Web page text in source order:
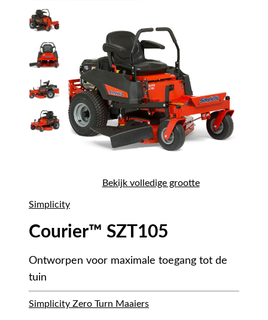
Bekijk volledige grootte
Simplicity
Courier™ SZT105
Ontworpen voor maximale toegang tot de
tuin
Simplicity Zero Turn Maaiers